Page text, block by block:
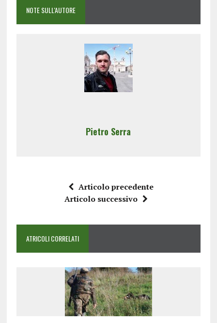
NOTE SULL'AUTORE
Pietro Serra
Articolo precedente
Articolo successivo
ATRICOLI CORRELATI